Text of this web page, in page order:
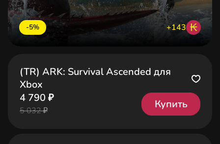
-5% +143 ₭
(TR) ARK: Survival Ascended для
Xbox
4 790 ₽
5 032 ₽
Купить